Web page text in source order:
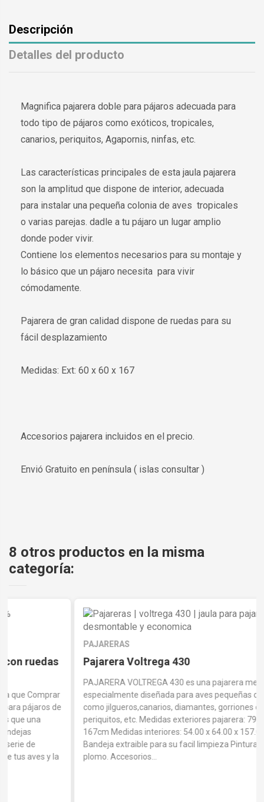
Descripción
Detalles del producto
Magnifica pajarera doble para pájaros adecuada para
todo tipo de pájaros como exóticos, tropicales,
canarios, periquitos, Agapornis, ninfas, etc.
Las características principales de esta jaula pajarera
son la amplitud que dispone de interior, adecuada
para instalar una pequeña colonia de aves tropicales
o varias parejas. dadle a tu pájaro un lugar amplio
donde poder vivir.
Contiene los elementos necesarios para su montaje y
lo básico que un pájaro necesita para vivir
cómodamente.
Pajarera de gran calidad dispone de ruedas para su
fácil desplazamiento
Medidas: Ext: 60 x 60 x 167
Accesorios pajarera incluidos en el precio.
Envió Gratuito en península ( islas consultar )
8 otros productos en la misma
categoría:
Pajarera Voltrega 430
PAJARERA VOLTREGA 430 es una pajarera metálica
especialmente diseñada para aves pequeñas o medianas,
como jilgueros,canarios, diamantes, gorriones de Java,
periquitos, etc. Medidas exteriores pajarera: 79 x 67.5 x
167cm Medidas interiores: 54.00 x 64.00 x 157.00 cm.
Bandeja extraible para su facil limpieza Pintura apoxi sin
plomo. Accesorios...